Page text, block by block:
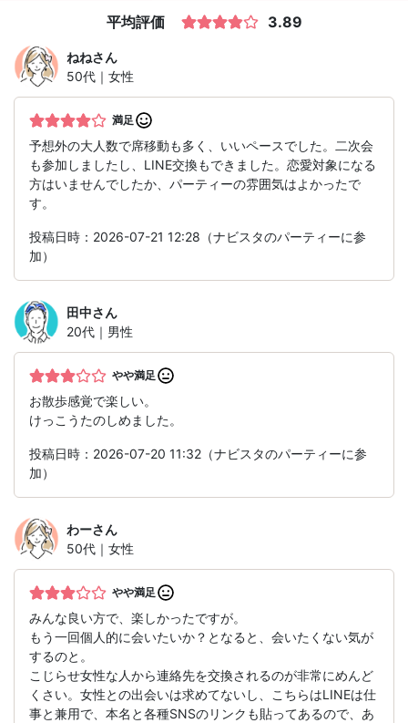
平均評価 3.89
ねねさん
50代｜女性
満足
予想外の大人数で席移動も多く、いいペースでした。二次会
も参加しましたし、LINE交換もできました。恋愛対象になる
方はいませんでしたか、パーティーの雰囲気はよかったで
す。
投稿日時：2026-07-21 12:28（ナビスタのパーティーに参
加）
田中さん
20代｜男性
やや満足
お散歩感覚で楽しい。
けっこうたのしめました。
投稿日時：2026-07-20 11:32（ナビスタのパーティーに参
加）
わーさん
50代｜女性
やや満足
みんな良い方で、楽しかったですが。
もう一回個人的に会いたいか？となると、会いたくない気が
するのと。
こじらせ女性な人から連絡先を交換されるのが非常にめんど
くさい。女性との出会いは求めてないし、こちらはLINEは仕
事と兼用で、本名と各種SNSのリンクも貼ってあるので、あ